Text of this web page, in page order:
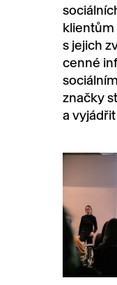
klientům
s jejich
cenné
značky
a